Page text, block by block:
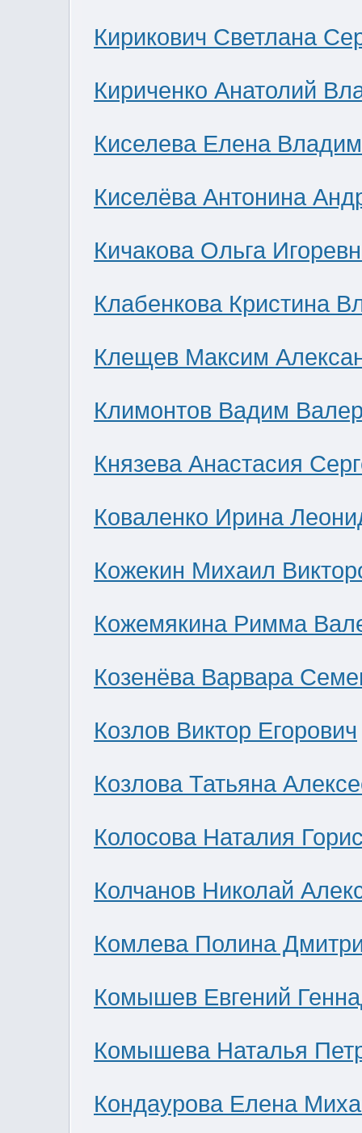
Кирикович Светлана
Кириченко Анатолий
Киселева Елена
Киселёва Антонина
Кичакова Ольга
Клабенкова Кристина
Клещев Максим
Климонтов Вадим
Князева Анастасия
Коваленко Ирина
Кожекин Михаил
Кожемякина Римма
Козенёва Варвара
Козлов Виктор Егорович
Козлова Татьяна
Колосова Наталия
Колчанов Николай
Комлева Полина
Комышев Евгений
Комышева Наталья
Кондаурова Елена